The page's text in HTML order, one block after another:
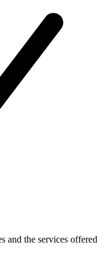
and the services offered